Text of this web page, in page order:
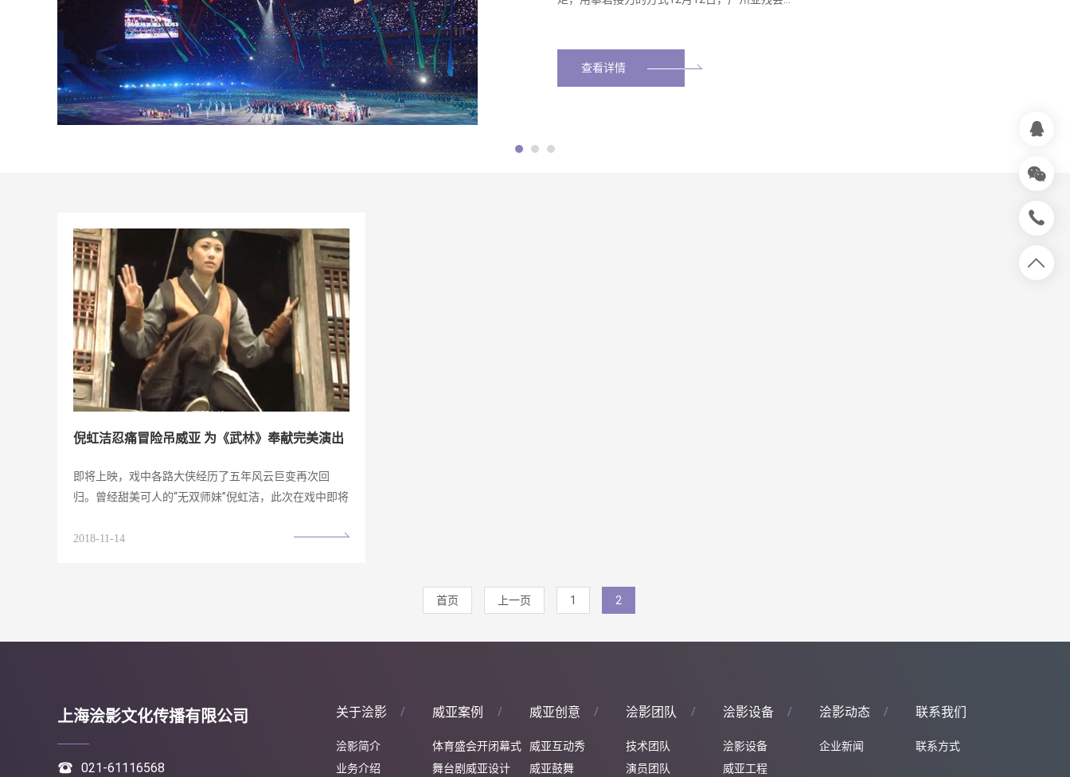
查看详情
查看详情
查看详情
查看详情
查看详情
倪虹洁忍痛冒险吊威亚 为《武林》奉献完美演出
即将上映，戏中各路大侠经历了五年风云巨变再次回
归。曾经甜美可人的“无双师妹”倪虹洁，此次在戏中即将
2018-11-14
首页 上一页 1 2
上海浍影文化传播有限公司
 021-61116568
关于浍影
浍影简介
业务介绍
威亚案例
体育盛会开闭幕式
舞台剧威亚设计
威亚创意
威亚互动秀
威亚鼓舞
浍影团队
技术团队
演员团队
浍影设备
浍影设备
威亚工程
浍影动态
企业新闻
联系我们
联系方式



